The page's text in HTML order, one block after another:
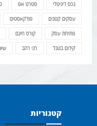
נכס דיגיטלי סטרט אפ
עסקים קטנים פודקאסטים
פתיחת עסק קורס חינם
קידום בגוגל רני רהב
קטגוריות